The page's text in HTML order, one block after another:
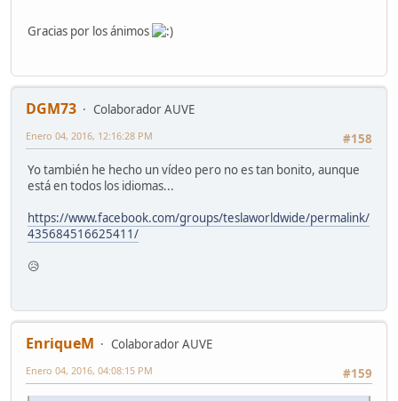
Gracias por los ánimos
DGM73
Colaborador AUVE
#158
Enero 04, 2016, 12:16:28 PM
Yo también he hecho un vídeo pero no es tan bonito, aunque
está en todos los idiomas...
https://www.facebook.com/groups/teslaworldwide/permalink/
435684516625411/
😥
EnriqueM
Colaborador AUVE
#159
Enero 04, 2016, 04:08:15 PM